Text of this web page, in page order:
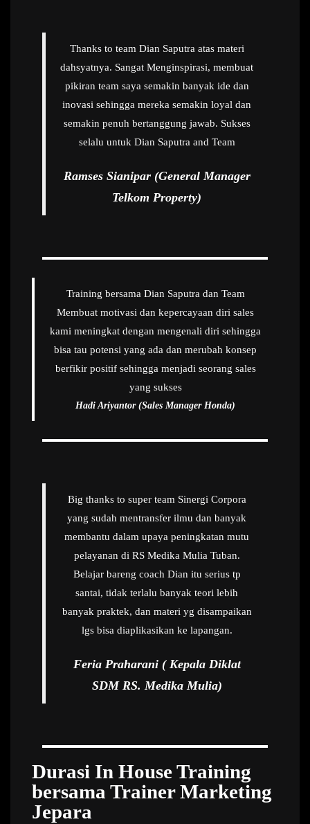
Thanks to team Dian Saputra atas materi
dahsyatnya. Sangat Menginspirasi, membuat
pikiran team saya semakin banyak ide dan
inovasi sehingga mereka semakin loyal dan
semakin penuh bertanggung jawab. Sukses
selalu untuk Dian Saputra and Team
Ramses Sianipar (General Manager
Telkom Property)
Training bersama Dian Saputra dan Team
Membuat motivasi dan kepercayaan diri sales
kami meningkat dengan mengenali diri sehingga
bisa tau potensi yang ada dan merubah konsep
berfikir positif sehingga menjadi seorang sales
yang sukses
Hadi Ariyantor (Sales Manager Honda)
Big thanks to super team Sinergi Corpora
yang sudah mentransfer ilmu dan banyak
membantu dalam upaya peningkatan mutu
pelayanan di RS Medika Mulia Tuban.
Belajar bareng coach Dian itu serius tp
santai, tidak terlalu banyak teori lebih
banyak praktek, dan materi yg disampaikan
lgs bisa diaplikasikan ke lapangan.
Feria Praharani ( Kepala Diklat
SDM RS. Medika Mulia)
Durasi In House Training
bersama Trainer Marketing
Jepara